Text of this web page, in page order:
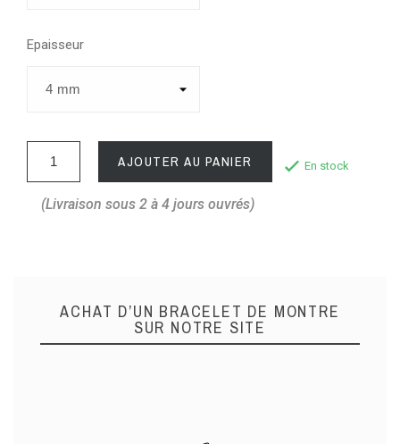
Epaisseur
AJOUTER AU PANIER En stock
(Livraison sous 2 à 4 jours ouvrés)
ACHAT D’UN BRACELET DE MONTRE
SUR NOTRE SITE